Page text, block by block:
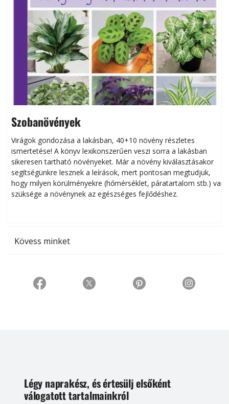
Szobanövények
Virágok gondozása a lakásban, 40+10 növény részletes
ismertetése! A könyv lexikonszerűen veszi sorra a lakásban
sikeresen tart­ha­tó növényeket. Már a növény kiválasztásakor
segítségünkre lesznek a leírások, mert pontosan megtudjuk,
hogy milyen körülményekre (hőmérséklet, páratartalom stb.) van
szüksége a növénynek az egészséges fejlődéshez.
Kövess minket
Légy naprakész, és értesülj elsőként
válogatott tartalmainkról